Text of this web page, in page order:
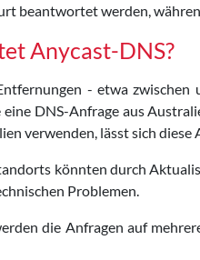
beantwortet werden,
Anycast-DNS?
- etwa
eine DNS-Anfrage aus
verwenden, lässt sich
könnten durch
Problemen.
die Anfragen auf